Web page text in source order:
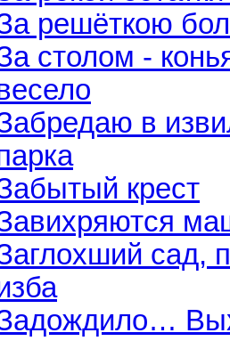
решёткою
столом -
в
крест
сад,